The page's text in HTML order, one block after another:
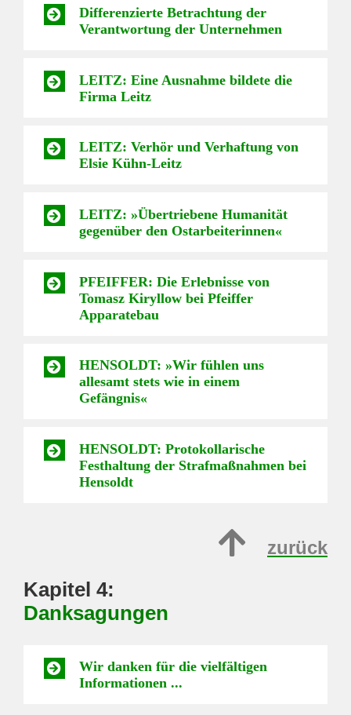
Differenzierte Betrachtung der
Verantwortung der Unternehmen
LEITZ: Eine Ausnahme bildete die
Firma Leitz
LEITZ: Verhör und Verhaftung von
Elsie Kühn-Leitz
LEITZ: »Übertriebene Humanität
gegenüber den Ostarbeiterinnen«
PFEIFFER: Die Erlebnisse von
Tomasz Kiryllow bei Pfeiffer
Apparatebau
HENSOLDT: »Wir fühlen uns
allesamt stets wie in einem
Gefängnis«
HENSOLDT: Protokollarische
Festhaltung der Strafmaßnahmen bei
Hensoldt
zurück
Kapitel 4:
Danksagungen
Wir danken für die vielfältigen
Informationen ...